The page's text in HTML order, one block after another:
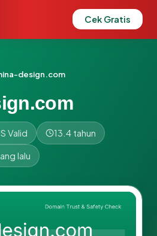
Cek Gratis
design.com
Valid 13.4 tahun
lalu